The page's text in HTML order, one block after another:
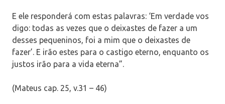
E ele responderá com estas palavras: ‘Em verdade vos
digo: todas as vezes que o deixastes de fazer a um
desses pequeninos, foi a mim que o deixastes de
fazer’. E irão estes para o castigo eterno, enquanto os
justos irão para a vida eterna”.
(Mateus cap. 25, v.31 – 46)